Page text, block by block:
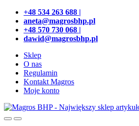
Przejdź
nawigacji
Przeskocz
treści
+48 534 263 688 |
aneta@magrosbhp.pl
+48 570 730 068 |
dawid@magrosbhp.pl
Sklep
O nas
Regulamin
Kontakt Magros
Moje konto